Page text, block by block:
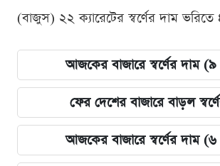
(বাজুস) ২২ ক্যারেটের স্বর্ণের দাম
আজকের বাজারে স্বর্ণের দাম
ফের দেশের বাজারে বাড়ল
আজকের বাজারে স্বর্ণের দাম